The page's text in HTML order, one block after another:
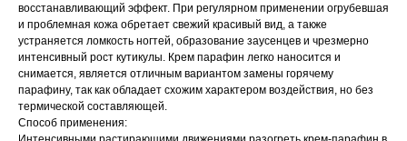
восстанавливающий эффект. При регулярном применении огрубевшая
и проблемная кожа обретает свежий красивый вид, а также
устраняется ломкость ногтей, образование заусенцев и чрезмерно
интенсивный рост кутикулы. Крем парафин легко наносится и
снимается, является отличным вариантом замены горячему
парафину, так как обладает схожим характером воздействия, но без
термической составляющей.
Способ применения: